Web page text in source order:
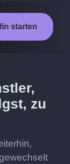
starten
zu